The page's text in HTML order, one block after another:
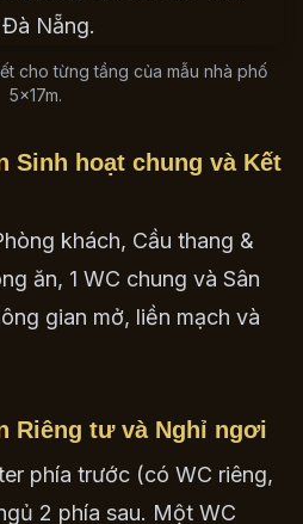
cho từng tầng của mẫu nhà phố
5x17m.
Sinh hoạt chung và Kết
khách, Cầu thang &
ăn, 1 WC chung và Sân
gian mở, liền mạch và
Riêng tư và Nghỉ ngơi
phía trước (có WC riêng,
2 phía sau. Một WC